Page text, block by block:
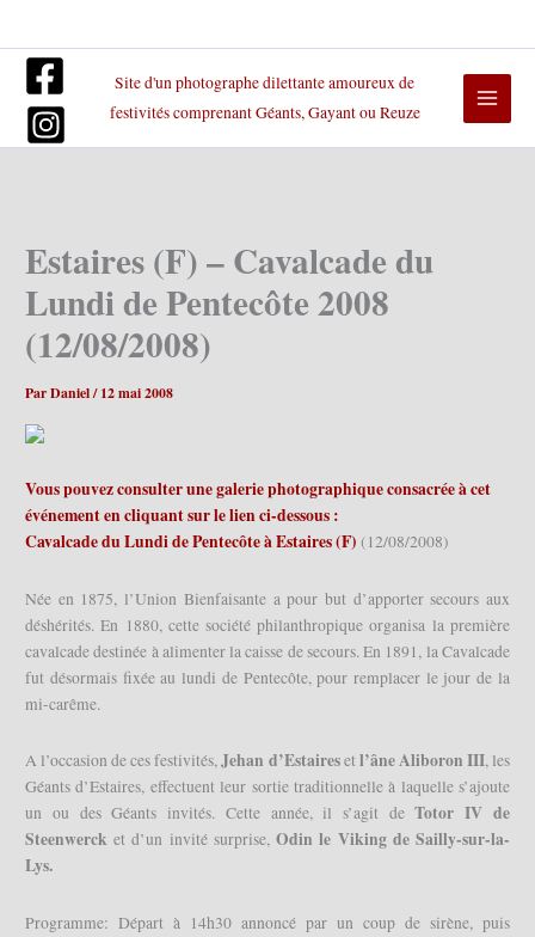
contenu
Site d'un photographe dilettante amoureux de
festivités comprenant Géants, Gayant ou Reuze
Estaires (F) – Cavalcade du
Lundi de Pentecôte 2008
(12/08/2008)
ParDaniel/12 mai 2008
Vous pouvez consulter une galerie photographique consacrée à cet
événement en cliquant sur le lien ci-dessous :
Cavalcade du Lundi de Pentecôte à Estaires (F) (12/08/2008)
Née en 1875, l’Union Bienfaisante a pour but d’apporter secours aux
déshérités. En 1880, cette société philanthropique organisa la première
cavalcade destinée à alimenter la caisse de secours. En 1891, la Cavalcade
fut désormais fixée au lundi de Pentecôte, pour remplacer le jour de la
mi-carême.
A l’occasion de ces festivités,Jehan d’Estaireset l’âne Aliboron III, les
Géants d’Estaires, effectuent leur sortie traditionnelle à laquelle s’ajoute
un ou des Géants invités. Cette année, il s’agit deTotor IV de
Steenwercket d’un invité surprise,Odin le Viking de Sailly-sur-la-
Lys.
Programme: Départ à 14h30 annoncé par un coup de sirène, puis